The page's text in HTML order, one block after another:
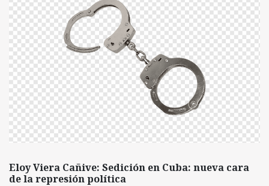
Eloy Viera Cañive: Sedición en Cuba: nueva cara
de la represión política